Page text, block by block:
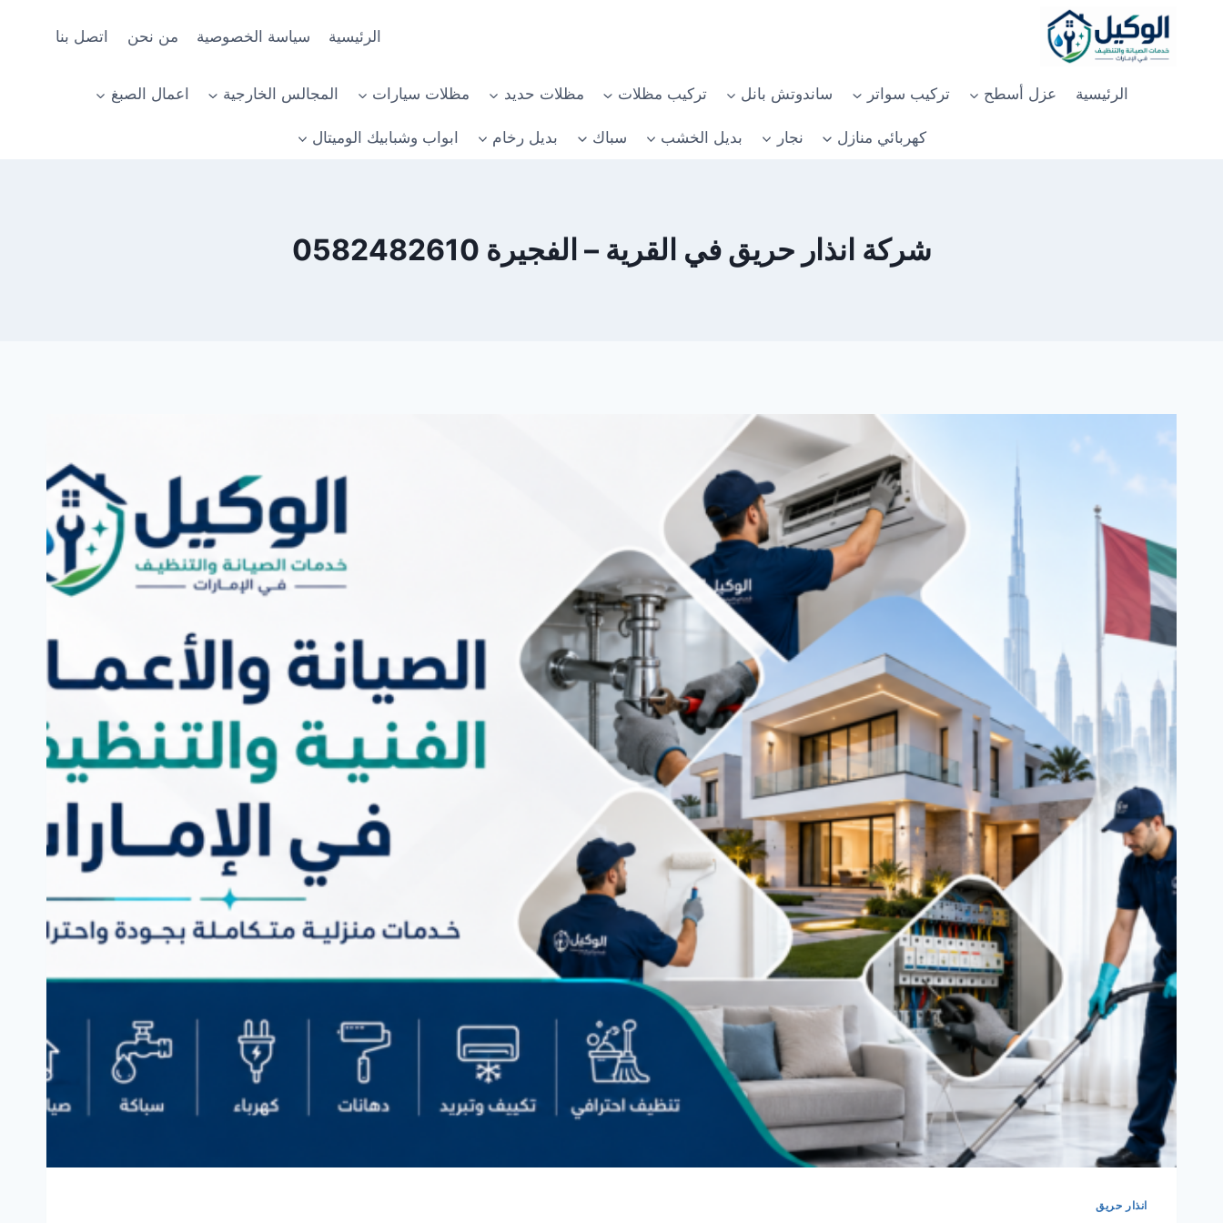
الرئيسية سياسة الخصوصية من نحن اتصل بنا
الرئيسية عزل أسطح تركيب سواتر ساندوتش بانل تركيب مظلات مظلات حديد مظلات سيارات المجالس الخارجية اعمال الصبغ
كهربائي منازل نجار بديل الخشب سباك بديل رخام ابواب وشبابيك الوميتال
شركة انذار حريق في القرية – الفجيرة 0582482610
انذار حريق